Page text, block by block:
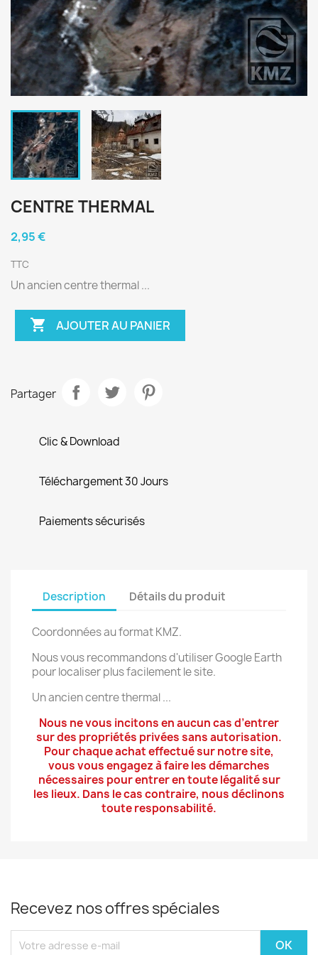
CENTRE THERMAL
2,95 €
TTC
Un ancien centre thermal ...
 AJOUTER AU PANIER
Partager
Clic & Download
Téléchargement 30 Jours
Paiements sécurisés
Description Détails du produit
Coordonnées au format KMZ.
Nous vous recommandons d'utiliser Google Earth
pour localiser plus facilement le site.
Un ancien centre thermal ...
Nous ne vous incitons en aucun cas d’entrer
sur des propriétés privées sans autorisation.
Pour chaque achat effectué sur notre site,
vous vous engagez à faire les démarches
nécessaires pour entrer en toute légalité sur
les lieux. Dans le cas contraire, nous déclinons
toute responsabilité.
Recevez nos offres spéciales